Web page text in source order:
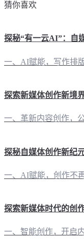
猜你喜欢
探秘“有一云AI”：自
探索新媒体创作新境
探秘自媒体创作新纪
探索新媒体时代的创